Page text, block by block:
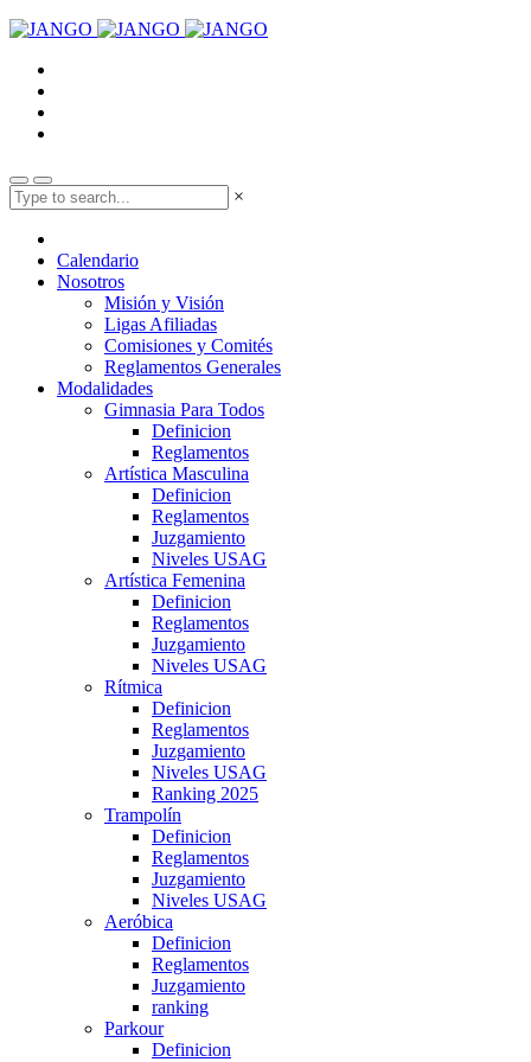
×
Calendario
Nosotros
Misión y Visión
Ligas Afiliadas
Comisiones y Comités
Reglamentos Generales
Modalidades
Gimnasia Para Todos
Definicion
Reglamentos
Artística Masculina
Definicion
Reglamentos
Juzgamiento
Niveles USAG
Artística Femenina
Definicion
Reglamentos
Juzgamiento
Niveles USAG
Rítmica
Definicion
Reglamentos
Juzgamiento
Niveles USAG
Ranking 2025
Trampolín
Definicion
Reglamentos
Juzgamiento
Niveles USAG
Aeróbica
Definicion
Reglamentos
Juzgamiento
ranking
Parkour
Definicion